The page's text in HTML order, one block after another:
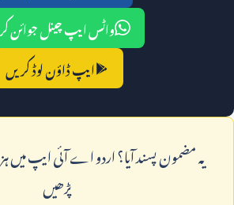
واٹس ایپ چینل جوائن
ایپ ڈاؤن لوڈ کریں
يہ مضمون پسند آيا؟ اردو اے آئی ايپ ميں
پڑھيں